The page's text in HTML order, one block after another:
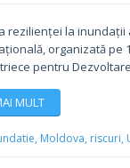
rezilienței la inundații
organizată pe
pentru
MULT
Moldova, riscuri,